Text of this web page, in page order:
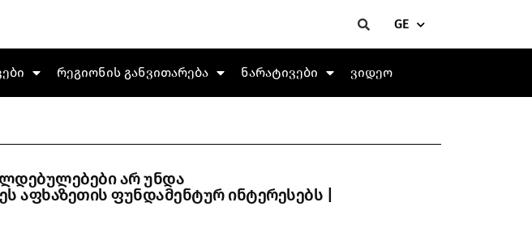
GE
რეგიონის განვითარება ნარატივები ვიდეო
არ უნდა
აფხაზეთის ფუნდამენტურ ინტერესებს |